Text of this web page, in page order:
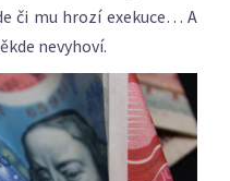
či mu hrozí exekuce… A
nevyhoví.